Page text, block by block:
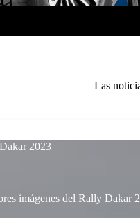
Las
2023
imágenes del Rally Dakar